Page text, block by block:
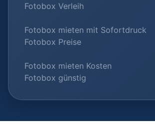
Fotobox Verleih
Fotobox mieten mit Sofortdruck
Fotobox Preise
Fotobox mieten Kosten
Fotobox günstig